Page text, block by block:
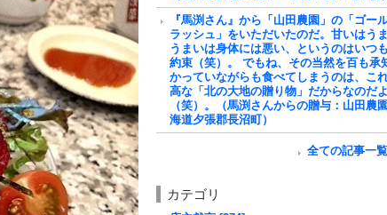
『馬渕さん』から「山田農園」の「ゴー
ラッシュ」をいただいたのだ。甘いはうま
うまいは身体には悪い、というのはいつ
約束（笑）。 でもね、その当然を百も承
かっていながらも食べてしまうのは、こ
高な「北の大地の贈り物」だからなのだよ
（笑）。（馬渕さんからの贈与：山田農
海道夕張郡長沼町）
全ての記事一
カテゴリ